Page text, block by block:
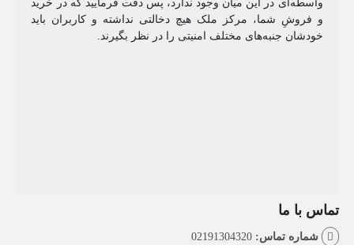
در این میان وجود ندارد، پس دقت فرمایید که در خرید
شما، مرکز ملک هیچ دخالتی نداشته و کاربران باید
جنبه‌های مختلف امنیتی را در نظر بگیرند.
ما
تماس: 02191304320